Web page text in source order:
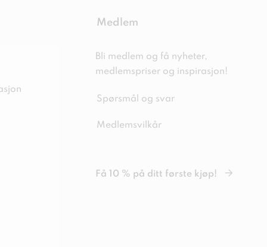
Medlem
Bli medlem og få nyheter,
medlemspriser og inspirasjon!
Spørsmål og svar
Medlemsvilkår
Få 10 % på ditt første kjøp!